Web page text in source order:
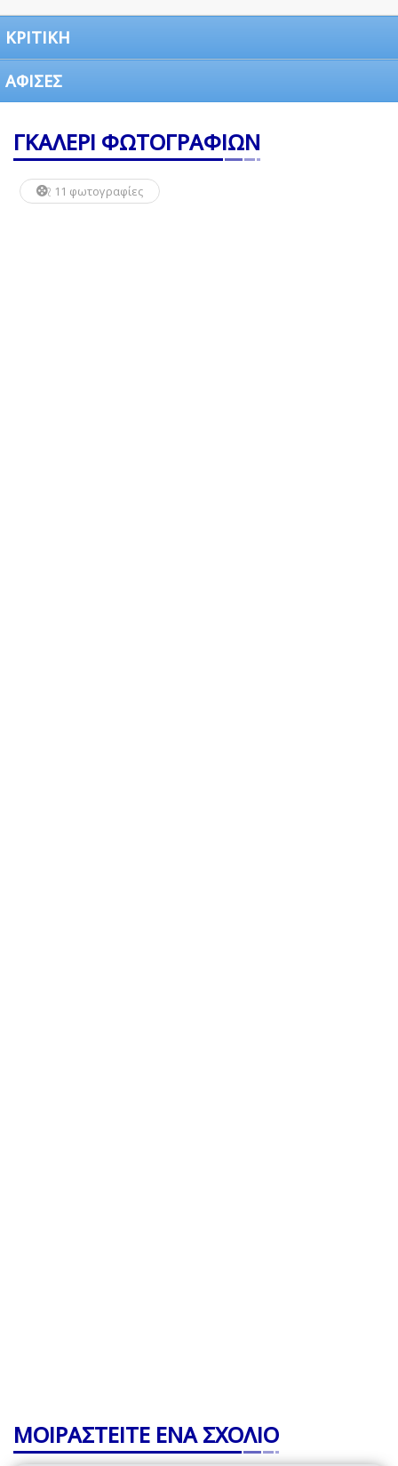
ΚΡΙΤΙΚΗ
ΑΦΙΣΕΣ
ΓΚΑΛΕΡΙ ΦΩΤΟΓΡΑΦΙΩΝ
11 φωτογραφίες
ΜΟΙΡΑΣΤΕΙΤΕ ΕΝΑ ΣΧΟΛΙΟ